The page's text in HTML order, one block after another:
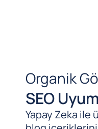
Organik
SEO
Yapay Zeka ile